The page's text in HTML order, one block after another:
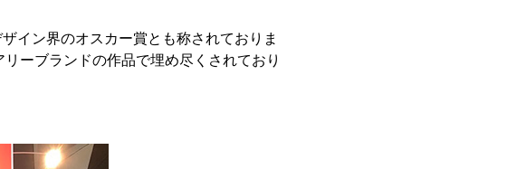
イン界のオスカー賞とも称されておりま
ーブランドの作品で埋め尽くされており